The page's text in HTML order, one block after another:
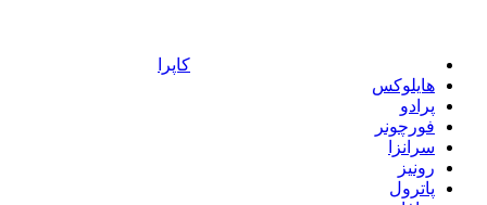
کاپرا
هایلوکس
پرادو
فورچونر
سرانزا
رونیز
پاترول